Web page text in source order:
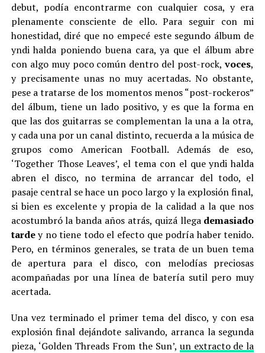
debut, podía encontrarme con cualquier cosa, y era
plenamente consciente de ello. Para seguir con mi
honestidad, diré que no empecé este segundo álbum de
yndi halda poniendo buena cara, ya que el álbum abre
con algo muy poco común dentro del post-rock,voces,
y precisamente unas no muy acertadas. No obstante,
pese a tratarse de los momentos menos “post-rockeros”
del álbum, tiene un lado positivo, y es que la forma en
que las dos guitarras se complementan la una a la otra,
y cada una por un canal distinto, recuerda a la música de
grupos como American Football. Además de eso,
‘Together Those Leaves’, el tema con el que yndi halda
abren el disco, no termina de arrancar del todo, el
pasaje central se hace un poco largo y la explosión final,
si bien es excelente y propia de la calidad a la que nos
acostumbró la banda años atrás, quizá llega demasiado
tardey no tiene todo el efecto que podría haber tenido.
Pero, en términos generales, se trata de un buen tema
de apertura para el disco, con melodías preciosas
acompañadas por una línea de batería sutil pero muy
acertada.
Una vez terminado el primer tema del disco, y con esa
explosión final dejándote salivando, arranca la segunda
pieza, ‘Golden Threads From the Sun’, un extracto de la